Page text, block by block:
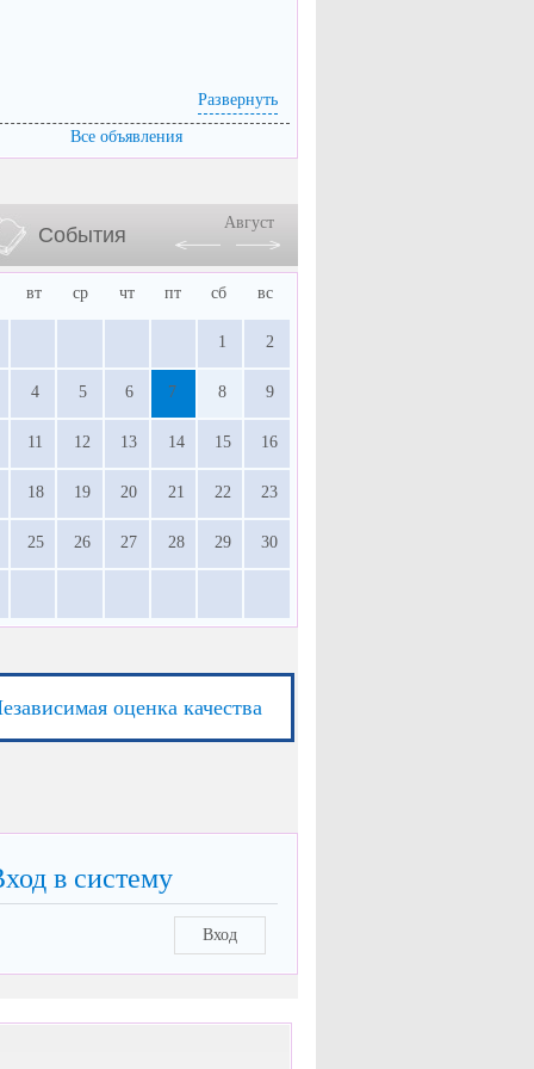
Развернуть
Все объявления
События
Август
вт ср чт пт сб вс
1 2
4 5 6 7 8 9
11 12 13 14 15 16
18 19 20 21 22 23
25 26 27 28 29 30
оценка качества
в систему
Вход